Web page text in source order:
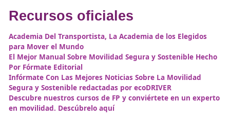
La Importancia de la
Formación en la Gestión de
Calzadas Reversibles